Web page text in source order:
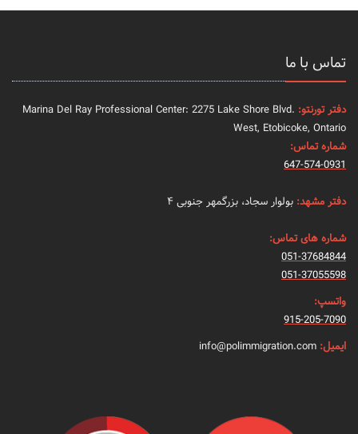
تماس با ما
دفتر تورنتو: Marina Del Ray Professional Center: 2275 Lake Shore Blvd.
West, Etobicoke, Ontario
شماره تماس:
647-574-0931
دفتر مشهد: بولوار سجاد، بزرگمهر جنوبی ۴
شماره های تماس:
051-37684844
051-37055598
واتسپ:
915-205-7090
ایمیل: